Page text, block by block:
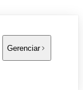
Gerenciar